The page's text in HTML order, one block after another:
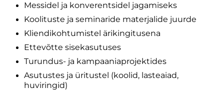
Messidel ja konverentsidel jagamiseks
Koolituste ja seminaride materjalide juurde
Kliendikohtumistel ärikingitusena
Ettevõtte sisekasutuses
Turundus- ja kampaaniaprojektides
Asutustes ja üritustel (koolid, lasteaiad,
huviringid)